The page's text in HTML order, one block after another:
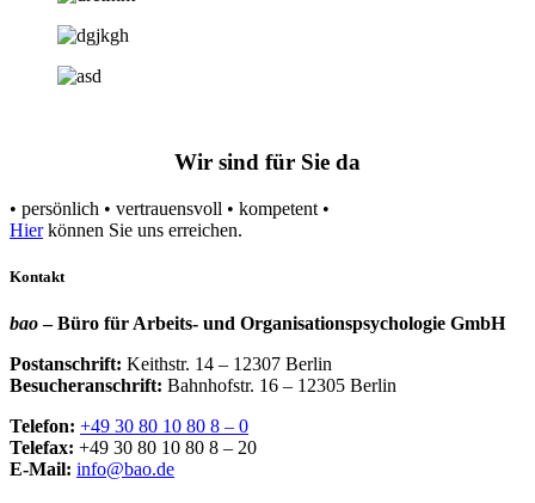
Wir sind für Sie da
• persönlich • vertrauensvoll • kompetent •
Hierkönnen Sie uns erreichen.
Kontakt
bao– Büro für Arbeits- und Organisationspsychologie GmbH
Postanschrift: Keithstr. 14 – 12307 Berlin
Besucheranschrift: Bahnhofstr. 16 – 12305 Berlin
Telefon: +49 30 80 10 80 8 – 0
Telefax: +49 30 80 10 80 8 – 20
E-Mail: info@bao.de